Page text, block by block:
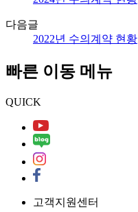
다음글
2022년 수의계약 현황
빠른 이동 메뉴
QUICK
고객지원센터